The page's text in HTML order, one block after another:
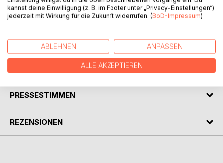
Ein Blick in den täglichen Wahnsinn der erst durch die
Tatsachenbericht in heiteren Worten.
PRESSESTIMMEN
REZENSIONEN
kannst deine Einwilligung (z. B. im Footer unter „Privacy-Einstellungen“)
jederzeit mit Wirkung für die Zukunft widerrufen. (BoD-Impressum)
ABLEHNEN ANPASSEN
ALLE AKZEPTIEREN